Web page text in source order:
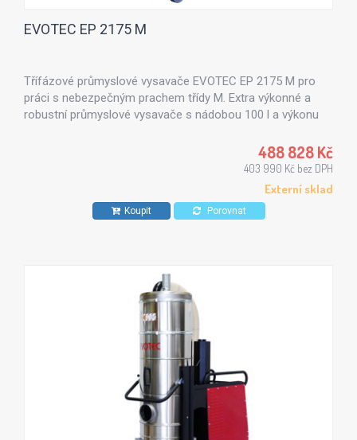
EVOTEC EP 2175 M
Třífázové průmyslové vysavače EVOTEC EP 2175 M pro
práci s nebezpečným prachem třídy M. Extra výkonné a
robustní průmyslové vysavače s nádobou 100 l a výkonu
488 828 Kč
403 990 Kč bez DPH
Externí sklad
Koupit Porovnat